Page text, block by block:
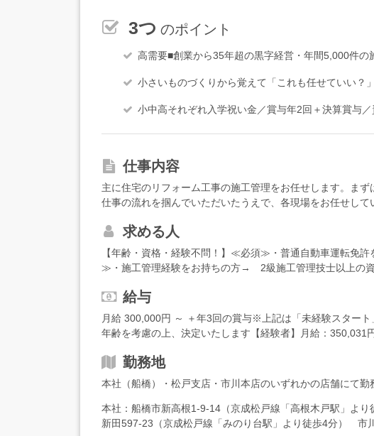
3つ のポイント
高需要■創業から35年超の黒字経営・年間5,000件の
小さいものづくりから覚えて「これも任せていい？
小中高それぞれ入学祝い金／賞与年2回＋決算賞与
仕事内容
主に住宅のリフォーム工事の施工管理をお任せします。まず
仕事の流れを掴んでいただいたうえで、各現場をお任せして
様との現場打ち合わせ（営業スタッフも同席します）・工程
場管理（工事の進捗確認、職人さんへの指示、現場の掃除や
ォロー など〇●株式会社創研について●〇創業して以来、黒
宅設備工事業から始まった株式会社創研。現在は、上下水道
当社の大きな強み。キッチンや水回りなどの部分的なものか
フォーム全般に対応し、これまでに10万件を超える施工実
お任せいただいています。
求める人
【年齢・資格・経験不問！】≪必須≫・普通自動車運転免
≫・施工管理経験をお持ちの方→ 2級施工管理技士以上の資
迎！ まずは、得意な職人の仕事から始めて、順次、施工管
です！
給与
月給 300,000円 ～ ＋年3回の賞与※上記は「未経験スター
年齢を考慮の上、決定いたします【経験者】月給：
士以上）／月給35万円以上＜現在業務効率化を視野に働き
会社のシステムは20時でシャットダウン。効率よく出先で
などもあり、少しずつ残業時間が減ってきている様子も。働
残業時間が45時間→30時間に、年間休日数は120日以上にな
勤務地
本社（船橋）・松戸支店・市川本店のいずれかの店舗にて
本社：船橋市新高根1-9-14（京成松戸線「高根木戸駅」よ
新田597-23（京成松戸線「みのり台駅」より徒歩4分） 市